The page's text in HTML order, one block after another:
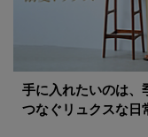
手に入れたいのは、
つなぐリュクスな日